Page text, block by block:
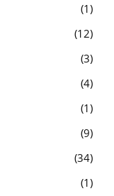
1
12
3
4
1
9
34
1